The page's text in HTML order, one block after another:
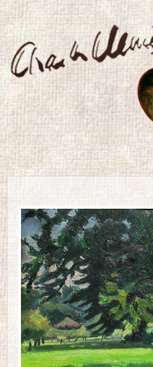
Aller
contenu